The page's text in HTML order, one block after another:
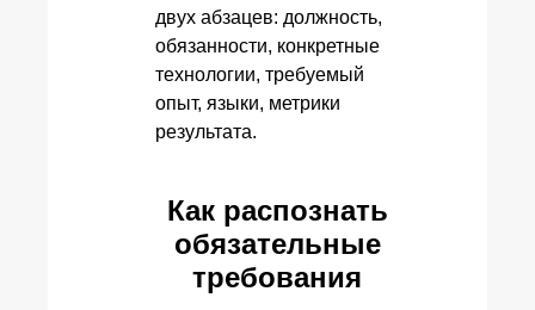
двух абзацев: должность,
обязанности, конкретные
технологии, требуемый
опыт, языки, метрики
результата.
Как распознать
обязательные
требования